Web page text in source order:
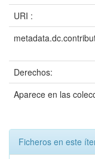
URI :
Derechos:
Aparece en las
Ficheros en este